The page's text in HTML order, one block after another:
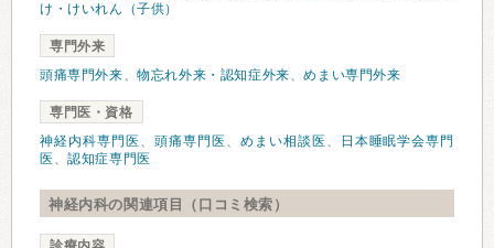
け・けいれん（子供）
専門外来
頭痛専門外来、物忘れ外来・認知症外来、めまい専門外来
専門医・資格
神経内科専門医 、 頭痛専門医 、 めまい相談医 、
日本睡眠学会専門
医 、認知症専門医
神経内科の関連項目（口コミ検索）